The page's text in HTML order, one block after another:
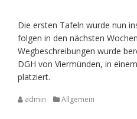
Die ersten Tafeln wurde nun
folgen in den nächsten
Wegbeschreibungen wurde
DGH von Viermünden, in
platziert.
admin Allgemein